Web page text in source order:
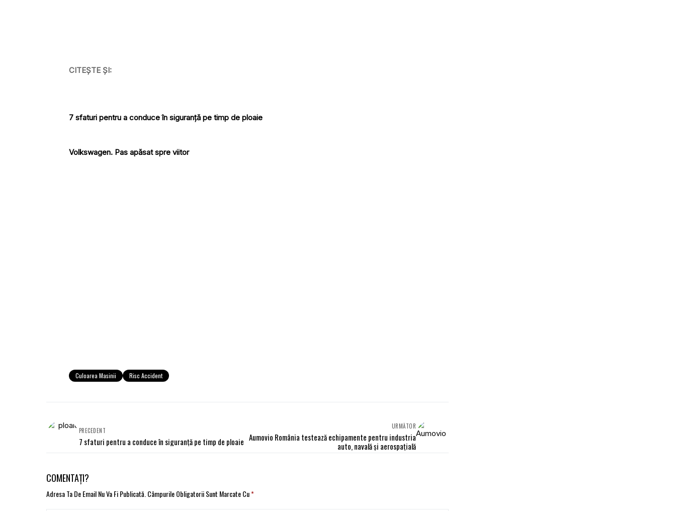
CITEȘTE ȘI:
7 sfaturi pentru a conduce în siguranță pe timp de ploaie
Volkswagen. Pas apăsat spre viitor
Culoarea Masinii Risc Accident
PRECEDENT
7 sfaturi pentru a conduce în siguranță pe timp de ploaie
URMĂTOR
Aumovio România testează echipamente pentru industria
auto, navală și aerospațială
COMENTAȚI?
Adresa Ta De Email Nu Va Fi Publicată. Câmpurile Obligatorii Sunt Marcate Cu*